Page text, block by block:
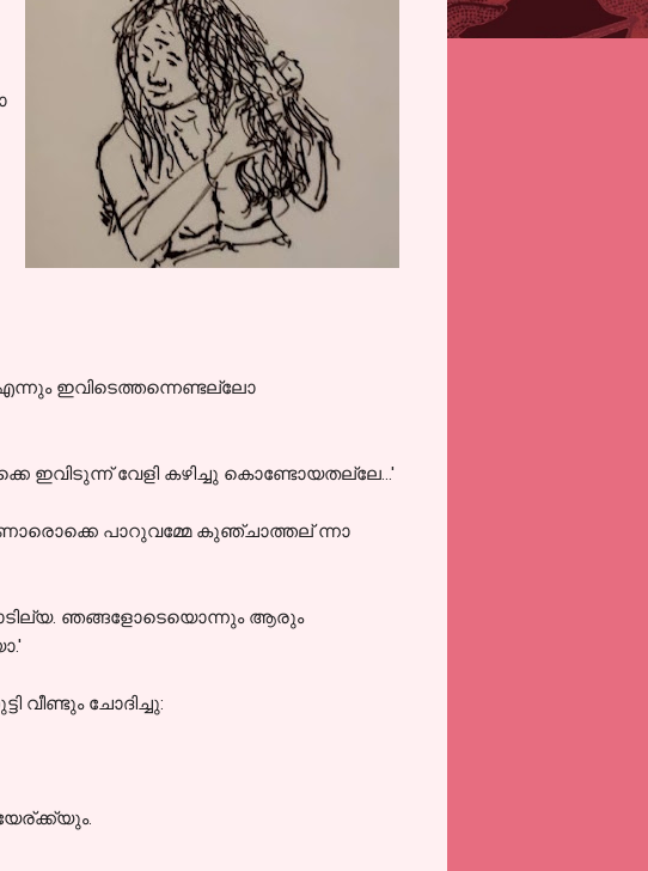
ഇവിടെത്തന്നെണ്ടല്ലോ
ഇവിടുന്ന് വേളി കഴിച്ചു കൊണ്ടോയതല്ലേ...'
പാറുവമ്മേ കുഞ്ചാത്തല് ന്നാ
ഞങ്ങളോടെയൊന്നും ആരും
വീണ്ടും ചോദിച്ചു: